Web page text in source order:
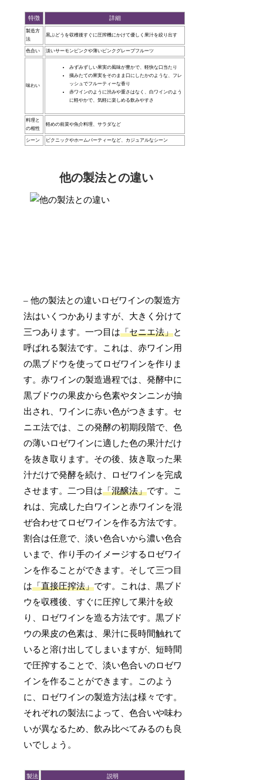
特徴 詳細
製造方
法
黒ぶどうを収穫後すぐに圧搾機にかけて優しく果汁を絞り出す
色合い 淡いサーモンピンクや薄いピンクグレープフルーツ
味わい
みずみずしい果実の風味が豊かで、軽快な口当たり
摘みたての果実をそのまま口にしたかのような、フレ
ッシュでフルーティーな香り
赤ワインのように渋みや重さはなく、白ワインのよう
に軽やかで、気軽に楽しめる飲みやすさ
料理と
の相性
軽めの前菜や魚介料理、サラダなど
シーン ピクニックやホームパーティーなど、カジュアルなシーン
他の製法との違い
– 他の製法との違いロゼワインの製造方
法はいくつかありますが、大きく分けて
三つあります。一つ目は「セニエ法」と
呼ばれる製法です。これは、赤ワイン用
の黒ブドウを使ってロゼワインを作りま
す。赤ワインの製造過程では、発酵中に
黒ブドウの果皮から色素やタンニンが抽
出され、ワインに赤い色がつきます。セ
ニエ法では、この発酵の初期段階で、色
の薄いロゼワインに適した色の果汁だけ
を抜き取ります。その後、抜き取った果
汁だけで発酵を続け、ロゼワインを完成
させます。二つ目は「混醸法」です。こ
れは、完成した白ワインと赤ワインを混
ぜ合わせてロゼワインを作る方法です。
割合は任意で、淡い色合いから濃い色合
いまで、作り手のイメージするロゼワイ
ンを作ることができます。そして三つ目
は「直接圧搾法」です。これは、黒ブド
ウを収穫後、すぐに圧搾して果汁を絞
り、ロゼワインを造る方法です。黒ブド
ウの果皮の色素は、果汁に長時間触れて
いると溶け出してしまいますが、短時間
で圧搾することで、淡い色合いのロゼワ
インを作ることができます。このよう
に、ロゼワインの製造方法は様々です。
それぞれの製法によって、色合いや味わ
いが異なるため、飲み比べてみるのも良
いでしょう。
製法 説明